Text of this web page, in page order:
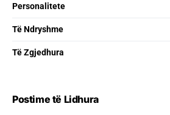
Personalitete
Të Ndryshme
Të Zgjedhura
Postime të Lidhura